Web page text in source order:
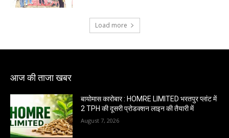
Load more
आज की ताजा खबर
बायोमास कारोबार : HOMRE LIMITED भरतपुर प्लांट में
2 TPH की दूसरी प्रोडक्शन लाइन की तैयारी में
August 7, 2026